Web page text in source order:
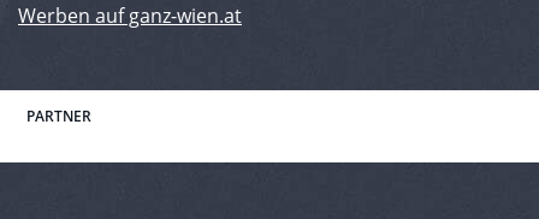
Werben auf ganz-wien.at
PARTNER